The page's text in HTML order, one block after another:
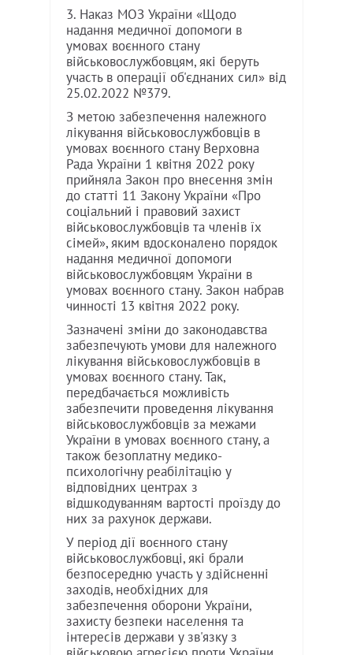
3. Наказ МОЗ України «Щодо
надання медичної допомоги в
умовах воєнного стану
військовослужбовцям, які беруть
участь в операції об'єднаних сил» від
25.02.2022 №379.
З метою забезпечення належного
лікування військовослужбовців в
умовах воєнного стану Верховна
Рада України 1 квітня 2022 року
прийняла Закон про внесення змін
до статті 11 Закону України «Про
соціальний і правовий захист
військовослужбовців та членів їх
сімей», яким вдосконалено порядок
надання медичної допомоги
військовослужбовцям України в
умовах воєнного стану. Закон набрав
чинності 13 квітня 2022 року.
Зазначені зміни до законодавства
забезпечують умови для належного
лікування військовослужбовців в
умовах воєнного стану. Так,
передбачається можливість
забезпечити проведення лікування
військовослужбовців за межами
України в умовах воєнного стану, а
також безоплатну медико-
психологічну реабілітацію у
відповідних центрах з
відшкодуванням вартості проїзду до
них за рахунок держави.
У період дії воєнного стану
військовослужбовці, які брали
безпосередню участь у здійсненні
заходів, необхідних для
забезпечення оборони України,
захисту безпеки населення та
інтересів держави у зв'язку з